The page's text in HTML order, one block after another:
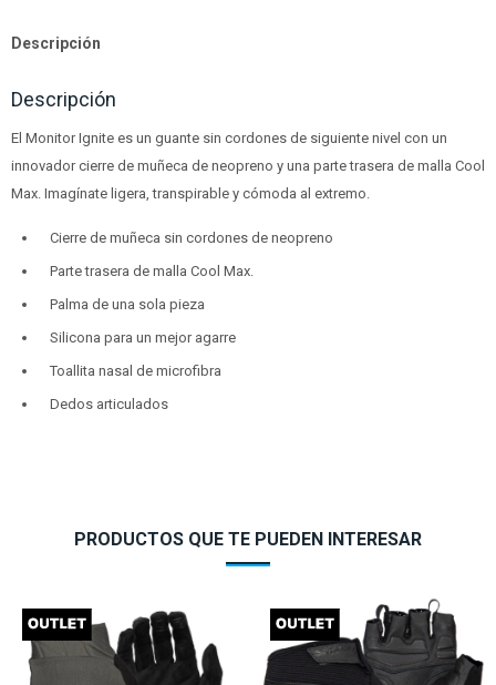
Descripción
Descripción
El Monitor Ignite es un guante sin cordones de siguiente nivel con un
innovador cierre de muñeca de neopreno y una parte trasera de malla Cool
Max. Imagínate ligera, transpirable y cómoda al extremo.
Cierre de muñeca sin cordones de neopreno
Parte trasera de malla Cool Max.
Palma de una sola pieza
Silicona para un mejor agarre
Toallita nasal de microfibra
Dedos articulados
PRODUCTOS QUE TE PUEDEN INTERESAR